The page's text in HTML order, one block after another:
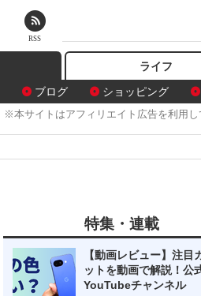
ブログ ショッピング
ライフ
※本サイトはアフィリエイト広告を利用し
特集・連載
【動画レビュー】注目
ットを動画で解説！公
YouTubeチャンネル
RSS